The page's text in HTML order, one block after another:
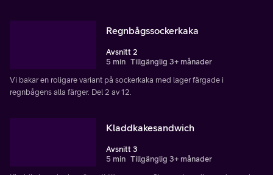
Regnbågssockerkaka
Avsnitt 2
5 min Tillgänglig 3+ månader
Vi bakar en roligare variant på sockerkaka med lager färgade i
regnbågens alla färger. Del 2 av 12.
Kladdkakesandwich
Avsnitt 3
5 min Tillgänglig 3+ månader